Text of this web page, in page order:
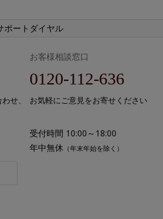
ポートダイヤル
せ、
お客様相談窓口
0120-112-636
お気軽にご意見をお寄せください
受付時間 10:00～18:00
年中無休 （年末年始を除く）